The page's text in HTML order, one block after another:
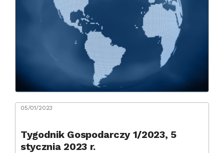
05/01/2023
Tygodnik Gospodarczy 1/2023, 5
stycznia 2023 r.